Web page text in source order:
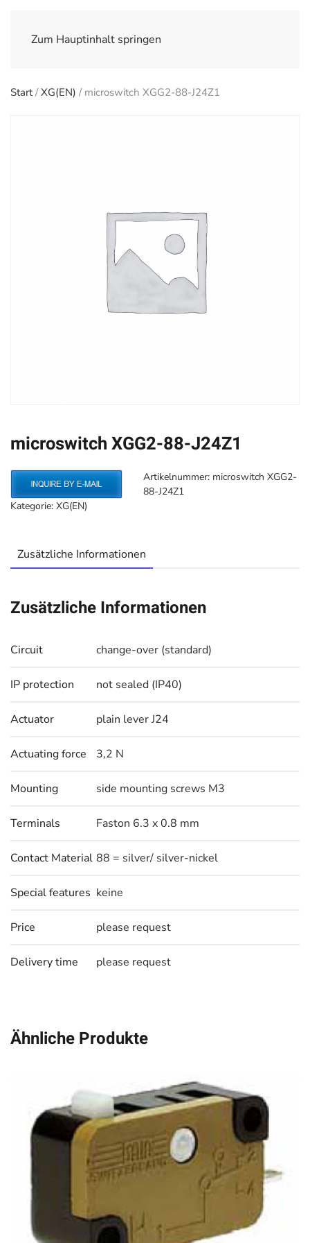
Zum Hauptinhalt springen
Start/XG(EN) / microswitch XGG2-88-J24Z1
microswitch XGG2-88-J24Z1
Artikelnummer: microswitch XGG2-
88-J24Z1
Kategorie: XG(EN)
Zusätzliche Informationen
Zusätzliche Informationen
Circuit change-over (standard)
IP protection not sealed (IP40)
Actuator plain lever J24
Actuating force 3,2 N
Mounting side mounting screws M3
Terminals Faston 6.3 x 0.8 mm
Contact Material 88 = silver/ silver-nickel
Special features keine
Price please request
Delivery time please request
Ähnliche Produkte